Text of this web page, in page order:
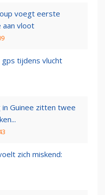
voegt eerste
aan vloot
tijdens vlucht
in Guinee zitten twee
zich miskend: